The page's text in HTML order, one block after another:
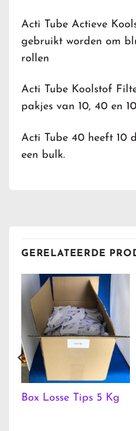
Acti Tube Actieve
gebruikt worden om
rollen
Acti Tube Koolstof
pakjes van 10, 40 en
Acti Tube 40 heeft 10
een bulk.
GERELATEERDE
Box Losse Tips 5 Kg